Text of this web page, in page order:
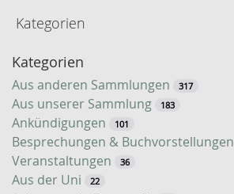
S
u
c
h
e
Kategorien
Kategorien
Aus anderen Sammlungen 317
Aus unserer Sammlung 183
Ankündigungen 101
Besprechungen & Buchvorstellungen
Veranstaltungen 36
Aus der Uni 22